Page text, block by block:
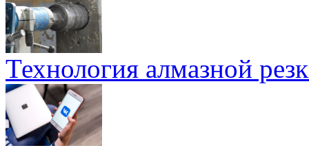
Технология алмазной